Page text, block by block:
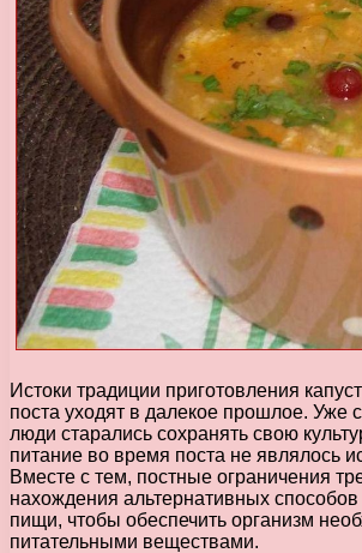
Истоки традиции приготовления
поста уходят в далекое прошлое. Уже
люди старались сохранять свою
питание во время поста не являлось
Вместе с тем, постные ограничения
нахождения альтернативных способов
пищи, чтобы обеспечить организм
питательными веществами.